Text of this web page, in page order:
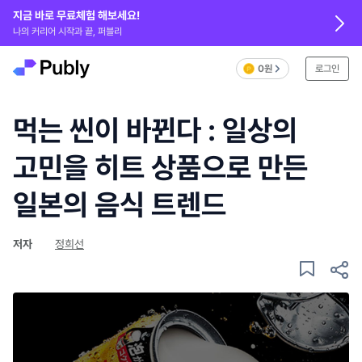
지금 바로 무료체험 해보세요!
나의 커리어 시작과 끝, 퍼블리
0원 로그인
먹는 씬이 바뀐다 : 일상의
고민을 히트 상품으로 만든
일본의 음식 트렌드
저자 정희선